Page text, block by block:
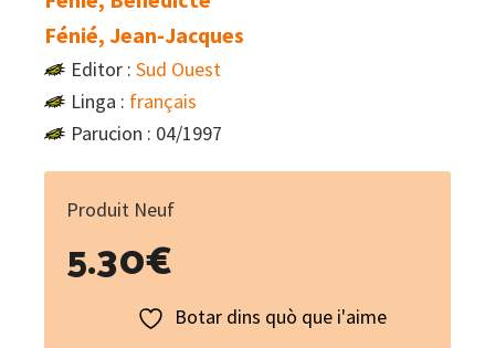
Fénié, Jean-Jacques
Editor : Sud Ouest
Linga : français
Parucion : 04/1997
Produit Neuf
5.30€
Botar dins quò que i'aime